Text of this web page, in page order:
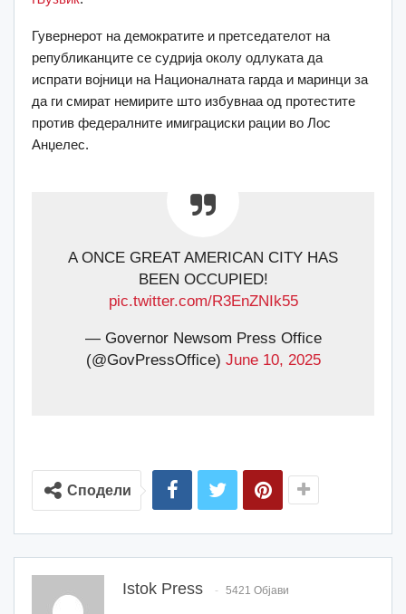
Гувернерот на демократите и претседателот на
републиканците се судрија околу одлуката да
испрати војници на Националната гарда и маринци за
да ги смират немирите што избувнаа од протестите
против федералните имиграциски рации во Лос
Анџелес.
A ONCE GREAT AMERICAN CITY HAS
BEEN OCCUPIED!
pic.twitter.com/R3EnZNIk55
— Governor Newsom Press Office
(@GovPressOffice) June 10, 2025
Сподели
Istok Press 5421 Објави